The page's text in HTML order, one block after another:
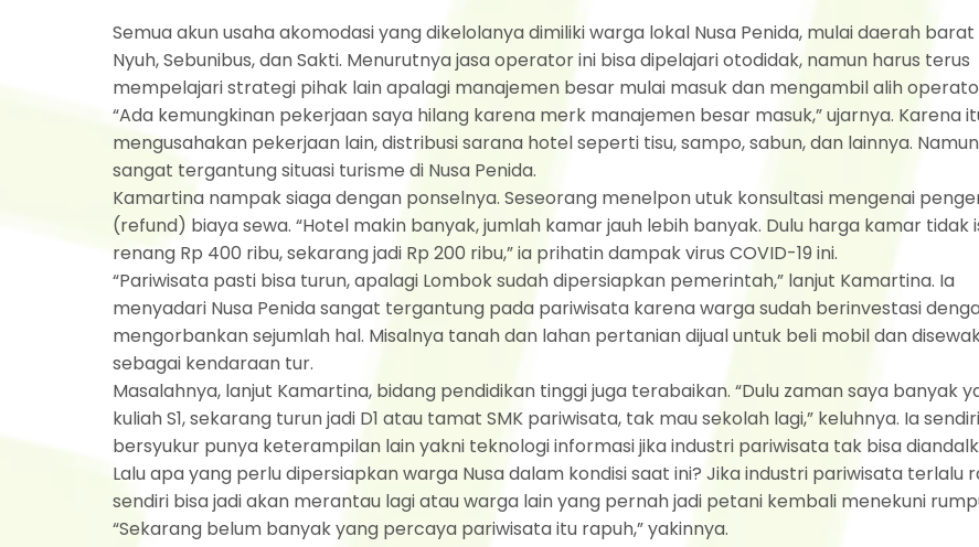
Semua akun usaha akomodasi yang dikelolanya dimiliki warga lokal Nusa Penida, mulai daerah
Nyuh, Sebunibus, dan Sakti. Menurutnya jasa operator ini bisa dipelajari otodidak, namun harus terus
mempelajari strategi pihak lain apalagi manajemen besar mulai masuk dan mengambil alih
“Ada kemungkinan pekerjaan saya hilang karena merk manajemen besar masuk,” ujarnya. Karena
mengusahakan pekerjaan lain, distribusi sarana hotel seperti tisu, sampo, sabun, dan lainnya.
sangat tergantung situasi turisme di Nusa Penida.
Kamartina nampak siaga dengan ponselnya. Seseorang menelpon utuk konsultasi mengenai
(refund) biaya sewa. “Hotel makin banyak, jumlah kamar jauh lebih banyak. Dulu harga kamar tidak
renang Rp 400 ribu, sekarang jadi Rp 200 ribu,” ia prihatin dampak virus COVID-19 ini.
“Pariwisata pasti bisa turun, apalagi Lombok sudah dipersiapkan pemerintah,” lanjut Kamartina. Ia
menyadari Nusa Penida sangat tergantung pada pariwisata karena warga sudah berinvestasi
mengorbankan sejumlah hal. Misalnya tanah dan lahan pertanian dijual untuk beli mobil dan
sebagai kendaraan tur.
Masalahnya, lanjut Kamartina, bidang pendidikan tinggi juga terabaikan. “Dulu zaman saya banyak
kuliah S1, sekarang turun jadi D1 atau tamat SMK pariwisata, tak mau sekolah lagi,” keluhnya. Ia sendiri
bersyukur punya keterampilan lain yakni teknologi informasi jika industri pariwisata tak bisa
Lalu apa yang perlu dipersiapkan warga Nusa dalam kondisi saat ini? Jika industri pariwisata terlalu
sendiri bisa jadi akan merantau lagi atau warga lain yang pernah jadi petani kembali menekuni
“Sekarang belum banyak yang percaya pariwisata itu rapuh,” yakinnya.